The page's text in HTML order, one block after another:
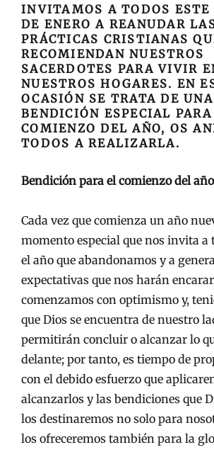
INVITAMOS A TODOS ESTE
DE ENERO A REANUDAR
PRÁCTICAS CRISTIANAS
RECOMIENDAN NUESTROS
SACERDOTES PARA VIVIR
NUESTROS HOGARES. EN
OCASIÓN SE TRATA DE UNA
BENDICIÓN ESPECIAL
COMIENZO DEL AÑO, OS
TODOS A REALIZARLA.
Bendición para el comienzo del año
Cada vez que comienza un año
momento especial que nos invita a
el año que abandonamos y a
expectativas que nos harán
comenzamos con optimismo y,
que Dios se encuentra de nuestro
permitirán concluir o alcanzar lo
delante; por tanto, es tiempo de
con el debido esfuerzo que
alcanzarlos y las bendiciones que
los destinaremos no solo para
los ofreceremos también para la